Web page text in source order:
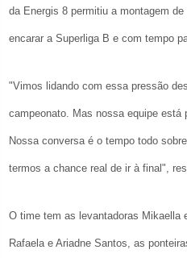
da Energis 8 permitiu a montagem
encarar a Superliga B e com tempo
"Vimos lidando com essa pressão
campeonato. Mas nossa equipe está
Nossa conversa é o tempo todo
termos a chance real de ir à final",
O time tem as levantadoras Mikaella
Rafaela e Ariadne Santos, as